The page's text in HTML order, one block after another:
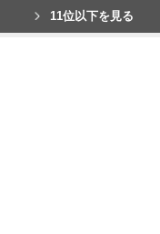
11位以下を見る